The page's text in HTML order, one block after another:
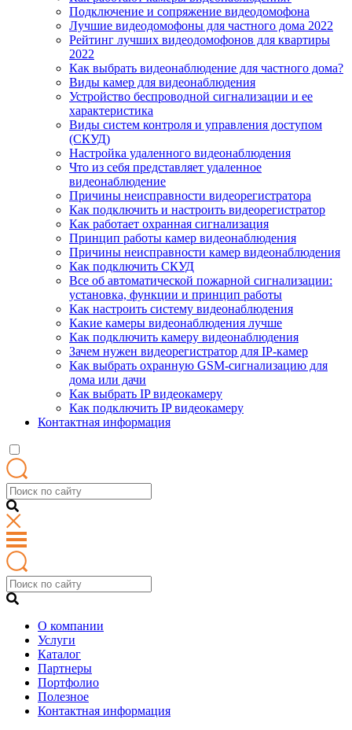
Подключение и сопряжение видеодомофона
Лучшие видеодомофоны для частного дома 2022
Рейтинг лучших видеодомофонов для квартиры
2022
Как выбрать видеонаблюдение для частного дома?
Виды камер для видеонаблюдения
Устройство беспроводной сигнализации и ее
характеристика
Виды систем контроля и управления доступом
(СКУД)
Настройка удаленного видеонаблюдения
Что из себя представляет удаленное
видеонаблюдение
Причины неисправности видеорегистратора
Как подключить и настроить видеорегистратор
Как работает охранная сигнализация
Принцип работы камер видеонаблюдения
Причины неисправности камер видеонаблюдения
Как подключить СКУД
Все об автоматической пожарной сигнализации:
установка, функции и принцип работы
Как настроить систему видеонаблюдения
Какие камеры видеонаблюдения лучше
Как подключить камеру видеонаблюдения
Зачем нужен видеорегистратор для IP-камер
Как выбрать охранную GSM-сигнализацию для
дома или дачи
Как выбрать IP видеокамеру
Как подключить IP видеокамеру
Контактная информация
О компании
Услуги
Каталог
Партнеры
Портфолио
Полезное
Контактная информация